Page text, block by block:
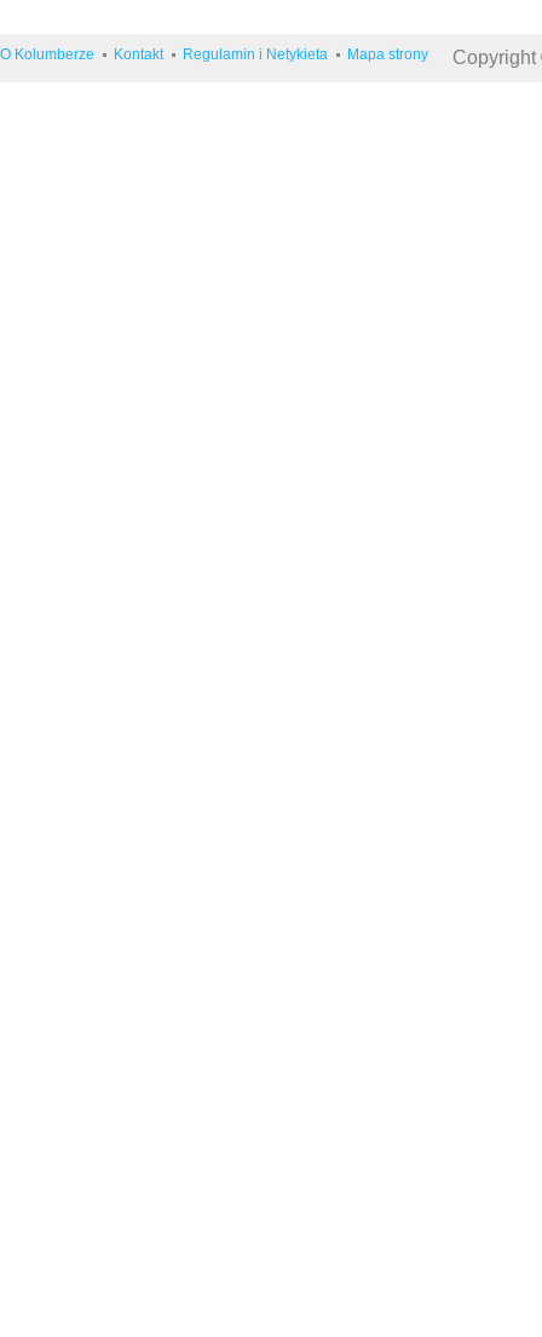
O Kolumberze Kontakt Regulamin i Netykieta Mapa strony